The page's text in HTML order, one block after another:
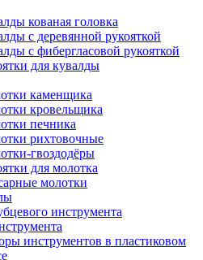
кованая головка
с деревянной рукояткой
с фибергласовой рукояткой
для кувалды
каменщика
кровельщика
печника
рихтовочные
гвоздодёры
для молотка
молотки
инструмента
инструментов в пластиковом